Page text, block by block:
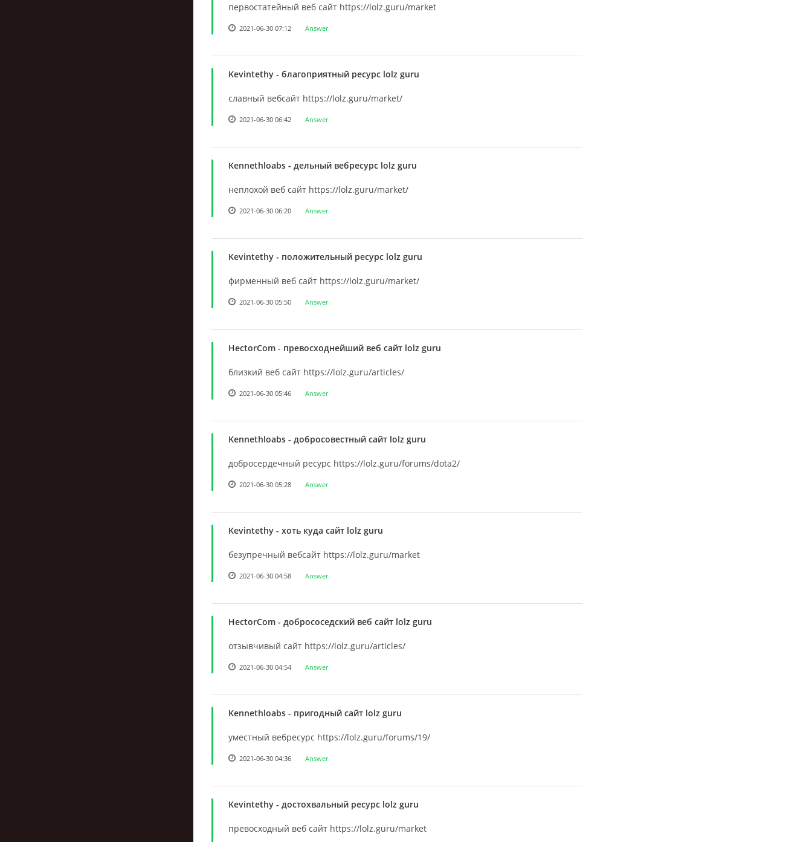
первостатейный веб сайт https://lolz.guru/market
2021-06-30 07:12 Answer
Kevintethy - благоприятный ресурс lolz guru
славный вебсайт https://lolz.guru/market/
2021-06-30 06:42 Answer
Kennethloabs - дельный вебресурс lolz guru
неплохой веб сайт https://lolz.guru/market/
2021-06-30 06:20 Answer
Kevintethy - положительный ресурс lolz guru
фирменный веб сайт https://lolz.guru/market/
2021-06-30 05:50 Answer
HectorCom - превосходнейший веб сайт lolz guru
близкий веб сайт https://lolz.guru/articles/
2021-06-30 05:46 Answer
Kennethloabs - добросовестный сайт lolz guru
добросердечный ресурс https://lolz.guru/forums/dota2/
2021-06-30 05:28 Answer
Kevintethy - хоть куда сайт lolz guru
безупречный вебсайт https://lolz.guru/market
2021-06-30 04:58 Answer
HectorCom - добрососедский веб сайт lolz guru
отзывчивый сайт https://lolz.guru/articles/
2021-06-30 04:54 Answer
Kennethloabs - пригодный сайт lolz guru
уместный вебресурс https://lolz.guru/forums/19/
2021-06-30 04:36 Answer
Kevintethy - достохвальный ресурс lolz guru
превосходный веб сайт https://lolz.guru/market